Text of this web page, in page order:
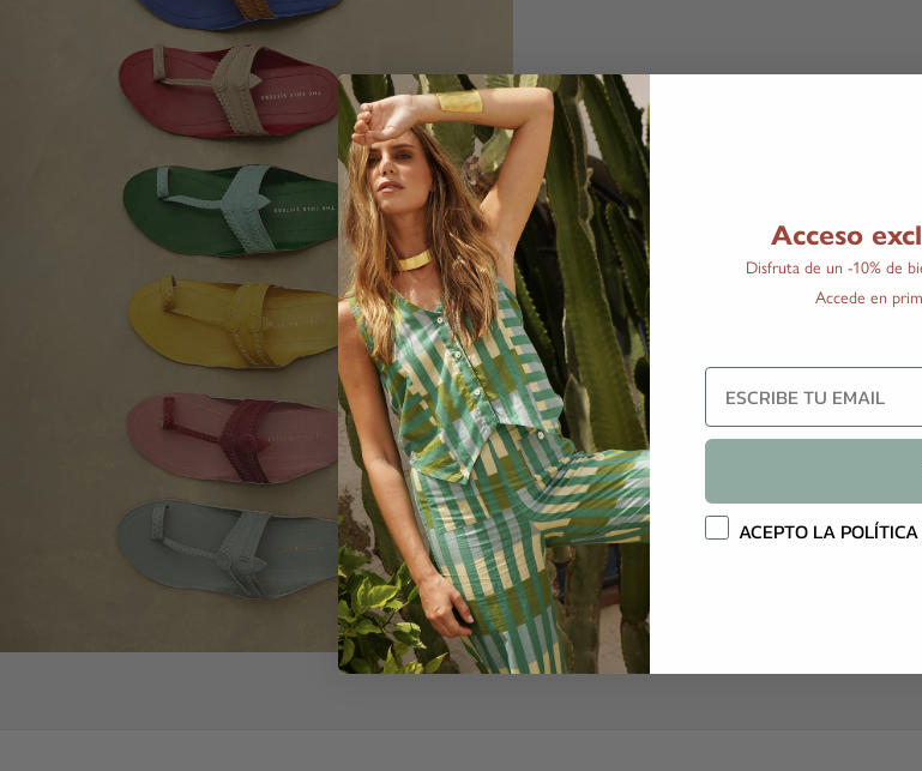
Acceso
Disfruta de un -10% de
Accede en
Email
Política privacidad
ACEPTO LA